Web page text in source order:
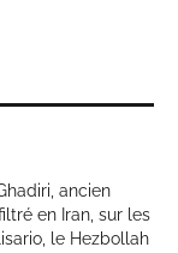
ancien
en Iran, sur les
le Hezbollah